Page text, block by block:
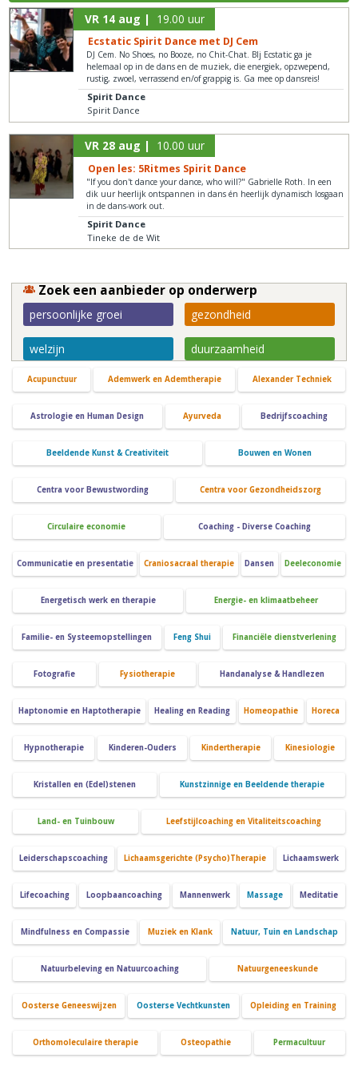
VR 14 aug | 19.00 uur
Ecstatic Spirit Dance met DJ Cem
DJ Cem. No Shoes, no Booze, no Chit-Chat. BIj Ecstatic ga je
helemaal op in de dans en de muziek, die energiek, opzwepend,
rustig, zwoel, verrassend en/of grappig is. Ga mee op dansreis!
Spirit Dance
Spirit Dance
VR 28 aug | 10.00 uur
Open les: 5Ritmes Spirit Dance
"If you don't dance your dance, who will?" Gabrielle Roth. In een
dik uur heerlijk ontspannen in dans én heerlijk dynamisch losgaan
in de dans-work out.
Spirit Dance
Tineke de de Wit
Zoek een aanbieder op onderwerp
persoonlijke groei gezondheid
welzijn duurzaamheid
Acupunctuur Ademwerk en Ademtherapie Alexander Techniek
Astrologie en Human Design Ayurveda Bedrijfscoaching
Beeldende Kunst & Creativiteit Bouwen en Wonen
Centra voor Bewustwording Centra voor Gezondheidszorg
Circulaire economie Coaching - Diverse Coaching
Communicatie en presentatie Craniosacraal therapie Dansen Deeleconomie
Energetisch werk en therapie Energie- en klimaatbeheer
Familie- en Systeemopstellingen Feng Shui Financiële dienstverlening
Fotografie Fysiotherapie Handanalyse & Handlezen
Haptonomie en Haptotherapie Healing en Reading Homeopathie Horeca
Hypnotherapie Kinderen-Ouders Kindertherapie Kinesiologie
Kristallen en (Edel)stenen Kunstzinnige en Beeldende therapie
Land- en Tuinbouw Leefstijlcoaching en Vitaliteitscoaching
Leiderschapscoaching Lichaamsgerichte (Psycho)Therapie Lichaamswerk
Lifecoaching Loopbaancoaching Mannenwerk Massage Meditatie
Mindfulness en Compassie Muziek en Klank Natuur, Tuin en Landschap
Natuurbeleving en Natuurcoaching Natuurgeneeskunde
Oosterse Geneeswijzen Oosterse Vechtkunsten Opleiding en Training
Orthomoleculaire therapie Osteopathie Permacultuur